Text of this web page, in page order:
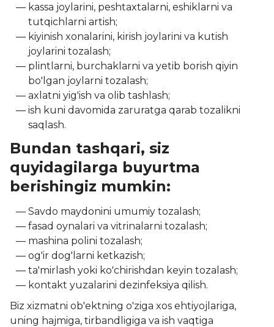
kassa joylarini, peshtaxtalarni, eshiklarni va
tutqichlarni artish;
kiyinish xonalarini, kirish joylarini va kutish
joylarini tozalash;
plintlarni, burchaklarni va yetib borish qiyin
bo'lgan joylarni tozalash;
axlatni yig'ish va olib tashlash;
ish kuni davomida zaruratga qarab tozalikni
saqlash.
Bundan tashqari, siz
quyidagilarga buyurtma
berishingiz mumkin:
Savdo maydonini umumiy tozalash;
fasad oynalari va vitrinalarni tozalash;
mashina polini tozalash;
og'ir dog'larni ketkazish;
ta'mirlash yoki ko'chirishdan keyin tozalash;
kontakt yuzalarini dezinfeksiya qilish.
Biz xizmatni ob'ektning o'ziga xos ehtiyojlariga,
uning hajmiga, tirbandligiga va ish vaqtiga